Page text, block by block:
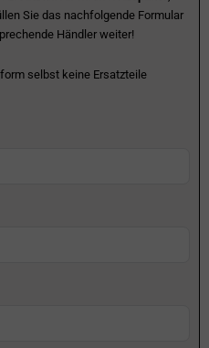
Sie das nachfolgende Formular
Händler weiter!
selbst keine Ersatzteile